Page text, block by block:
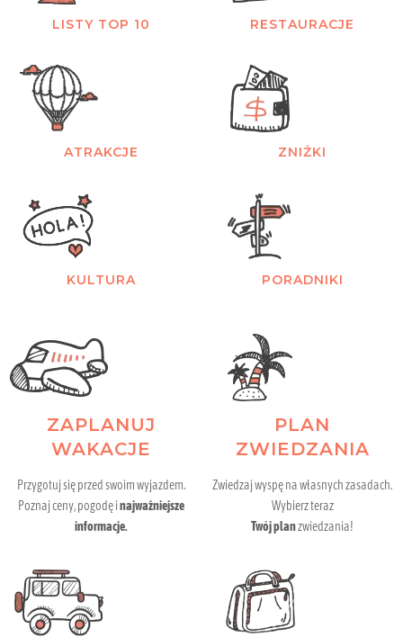
LISTY TOP 10
ATRAKCJE
KULTURA
RESTAURACJE
ZNIŻKI
PORADNIKI
ZAPLANUJ
WAKACJE
Przygotuj się przed swoim wyjazdem.
Poznaj ceny, pogodę inajważniejsze
informacje.
PLAN
ZWIEDZANIA
Zwiedzaj wyspę na własnych zasadach.
Wybierz teraz
Twój planzwiedzania!